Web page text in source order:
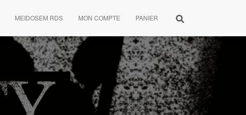
MEIDOSEM RDS MON COMPTE PANIER